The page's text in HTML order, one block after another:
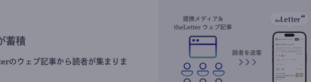
蓄積
のウェブ記事から読者が集まりま